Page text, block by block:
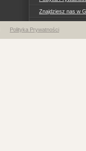
Znajdziesz nas w
Polityka Prywatności